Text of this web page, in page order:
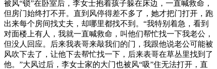
被风“锁”在卧室后，李女士抱着孩子躲在床边，一直喊救命，
但房门始终打不开。直到风停得差不多了，她才把门打开，跑
出来每个房间找丈夫，却哪里都找不到。“我特别着急，看到
对面楼上有人，我就一直喊救命，叫他们帮忙找一下我老公，
但没人回应。后来我表哥来敲我们的门，我跟他说老公可能被
风吹下去了，让他下去帮忙找一下，后来表哥在草丛里找到了
他。”大风过后，李女士家的大门也被风“吸”住无法打开，直